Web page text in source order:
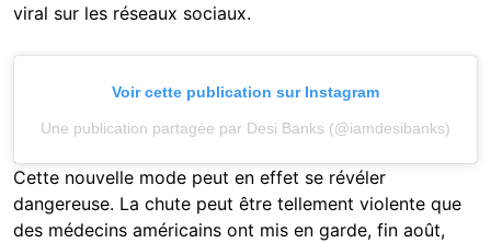
viral sur les réseaux sociaux.
Voir cette publication sur Instagram
Une publication partagée par Desi Banks (@iamdesibanks)
Cette nouvelle mode peut en effet se révéler
dangereuse. La chute peut être tellement violente que
des médecins américains ont mis en garde, fin août,